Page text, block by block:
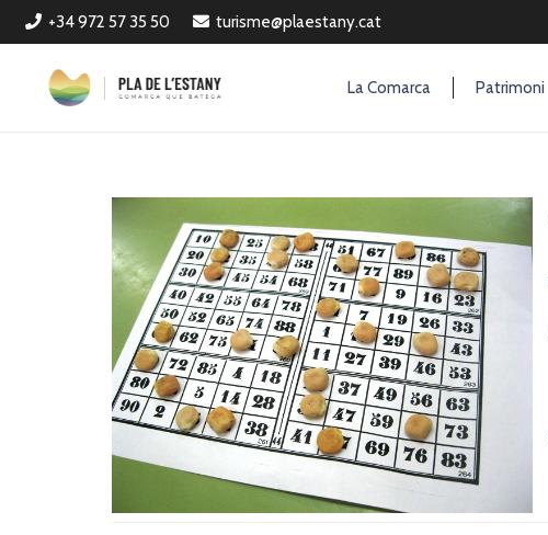
+34 972 57 35 50 turisme@plaestany.cat
La Comarca Patrimoni